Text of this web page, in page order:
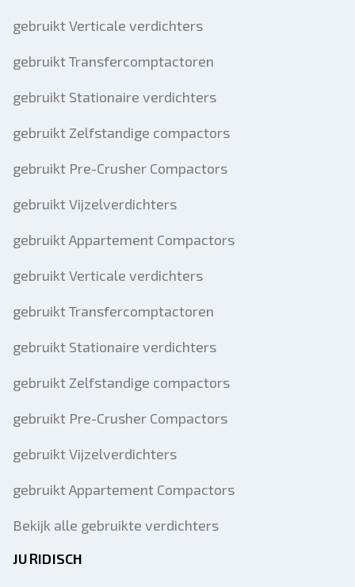
gebruikt Verticale verdichters
gebruikt Transfercomptactoren
gebruikt Stationaire verdichters
gebruikt Zelfstandige compactors
gebruikt Pre-Crusher Compactors
gebruikt Vijzelverdichters
gebruikt Appartement Compactors
gebruikt Verticale verdichters
gebruikt Transfercomptactoren
gebruikt Stationaire verdichters
gebruikt Zelfstandige compactors
gebruikt Pre-Crusher Compactors
gebruikt Vijzelverdichters
gebruikt Appartement Compactors
Bekijk alle gebruikte verdichters
JURIDISCH